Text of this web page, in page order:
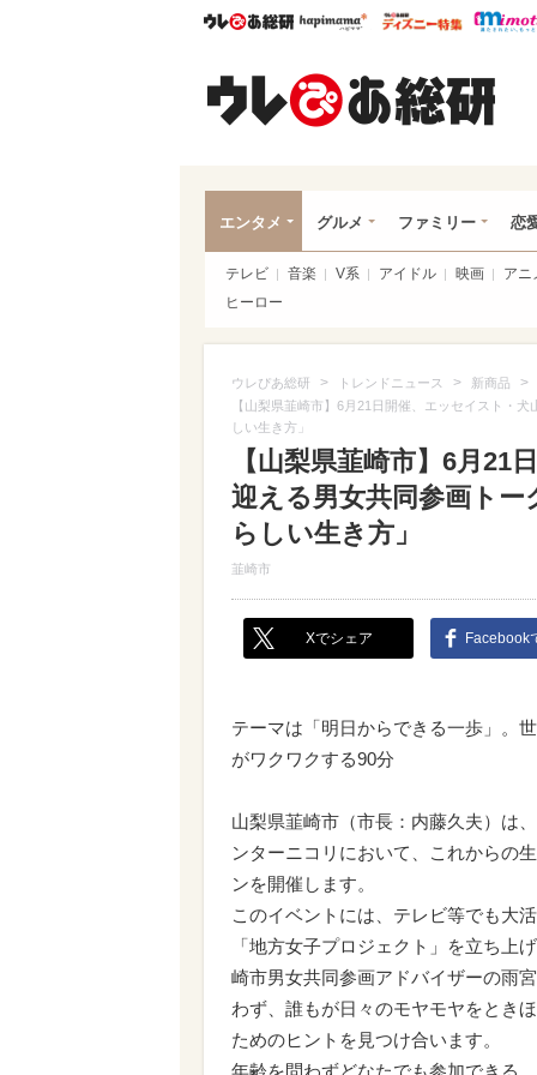
ウレぴあ総研ハピママ*
ウレぴ
エンタメ グルメ ファミリー 恋
テレビ 音楽 V系 アイドル 映画
アニ
ヒーロー
ウレぴあ総研 > トレンドニュース > 新商品 >
【山梨県韮崎市】6月21日開催、エッセイスト・
しい生き方」
【山梨県韮崎市】6月
迎える男女共同参画ト
らしい生き方」
韮崎市
Xでシェア Facebook
テーマは「明日からできる一歩」。
がワクワクする90分
山梨県韮崎市（市長：内藤久夫）は
ンターニコリにおいて、これからの
ンを開催します。
このイベントには、テレビ等でも大
「地方女子プロジェクト」を立ち上
崎市男女共同参画アドバイザーの雨
わず、誰もが日々のモヤモヤをとき
ためのヒントを見つけ合います。
年齢を問わずどなたでも参加できる